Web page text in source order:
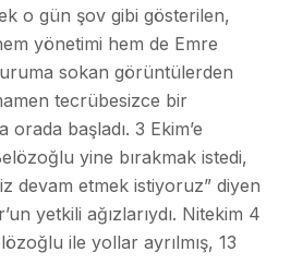
o gün şov gibi gösterilen,
yönetimi hem de Emre
sokan görüntülerden
tecrübesizce bir
orada başladı. 3 Ekim’e
yine bırakmak istedi,
devam etmek istiyoruz” diyen
yetkili ağızlarıydı. Nitekim 4
ile yollar ayrılmış, 13